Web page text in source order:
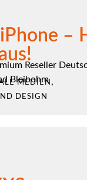
–
Reseller
Bleibohm
MEDIEN ,
DESIGN